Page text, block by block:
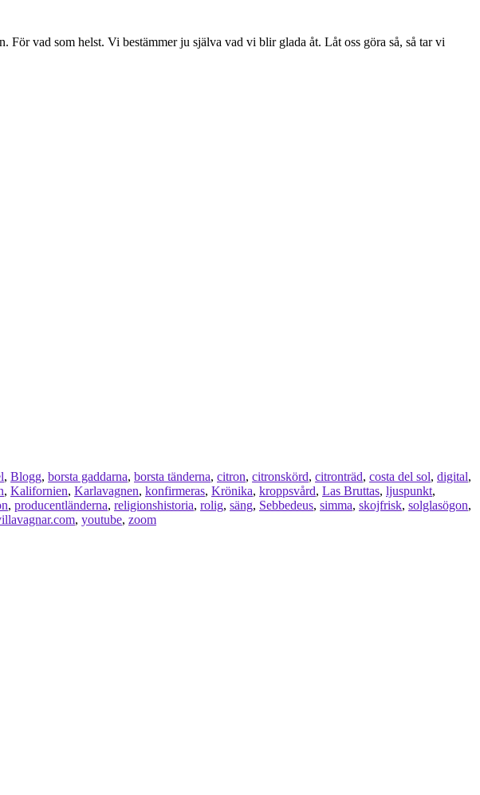
vad som helst. Vi bestämmer ju själva vad vi blir glada åt. Låt oss göra så, så tar vi
, Blogg, borsta gaddarna, borsta tänderna, citron, citronskörd, citronträd, costa del sol, digital,
, Kalifornien, Karlavagnen, konfirmeras, Krönika, kroppsvård, Las Bruttas, ljuspunkt,
, producentländerna, religionshistoria, rolig, säng, Sebbedeus, simma, skojfrisk, solglasögon,
, youtube, zoom